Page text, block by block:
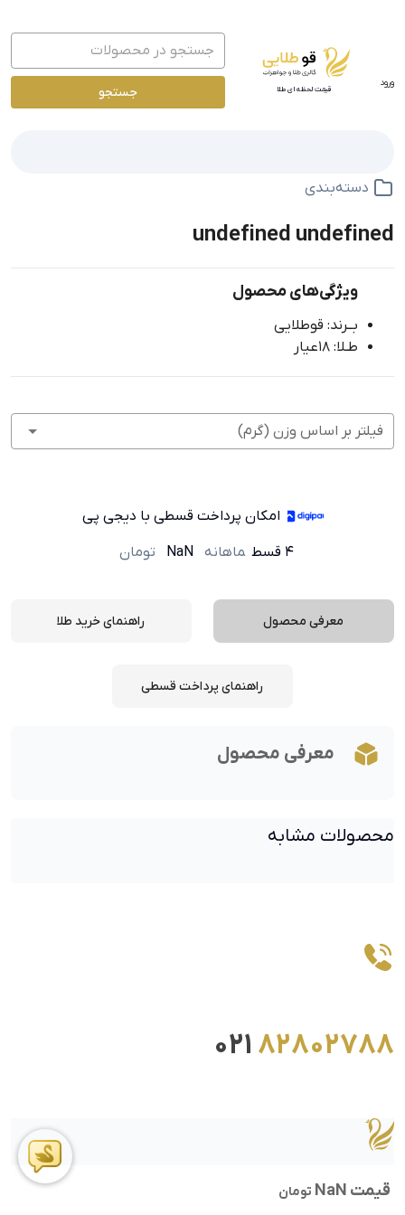
ورود
قیمت لحظه ای طلا جستجو
دسته‌بندی
undefined undefined
ویژگی‌های محصول
بــرند: قوطلایی
طـلا: 18عیار
فیلتر بر اساس وزن (گرم)
امکان پرداخت قسطی با دیجی پی
۴ قسط
ماهانه NaN تومان
قیمت NaN تومان
معرفی محصول راهنمای خرید طلا
راهنمای پرداخت قسطی
معرفی محصول
محصولات مشابه
82802788
021